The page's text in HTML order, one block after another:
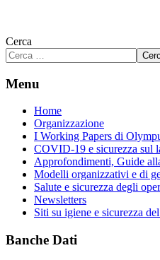
Cerca
Menu
Home
Organizzazione
I Working Papers di
COVID-19 e sicurezza sul
Approfondimenti, Guide
Modelli organizzativi e di
Salute e sicurezza degli
Newsletters
Siti su igiene e sicurezza
Banche Dati